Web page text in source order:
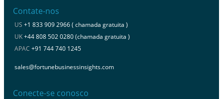
Contate-nos
US +1 833 909 2966 ( chamada gratuita )
UK+44 808 502 0280 (chamada gratuita )
APAC +91 744 740 1245
sales@fortunebusinessinsights.com
Conecte-se conosco